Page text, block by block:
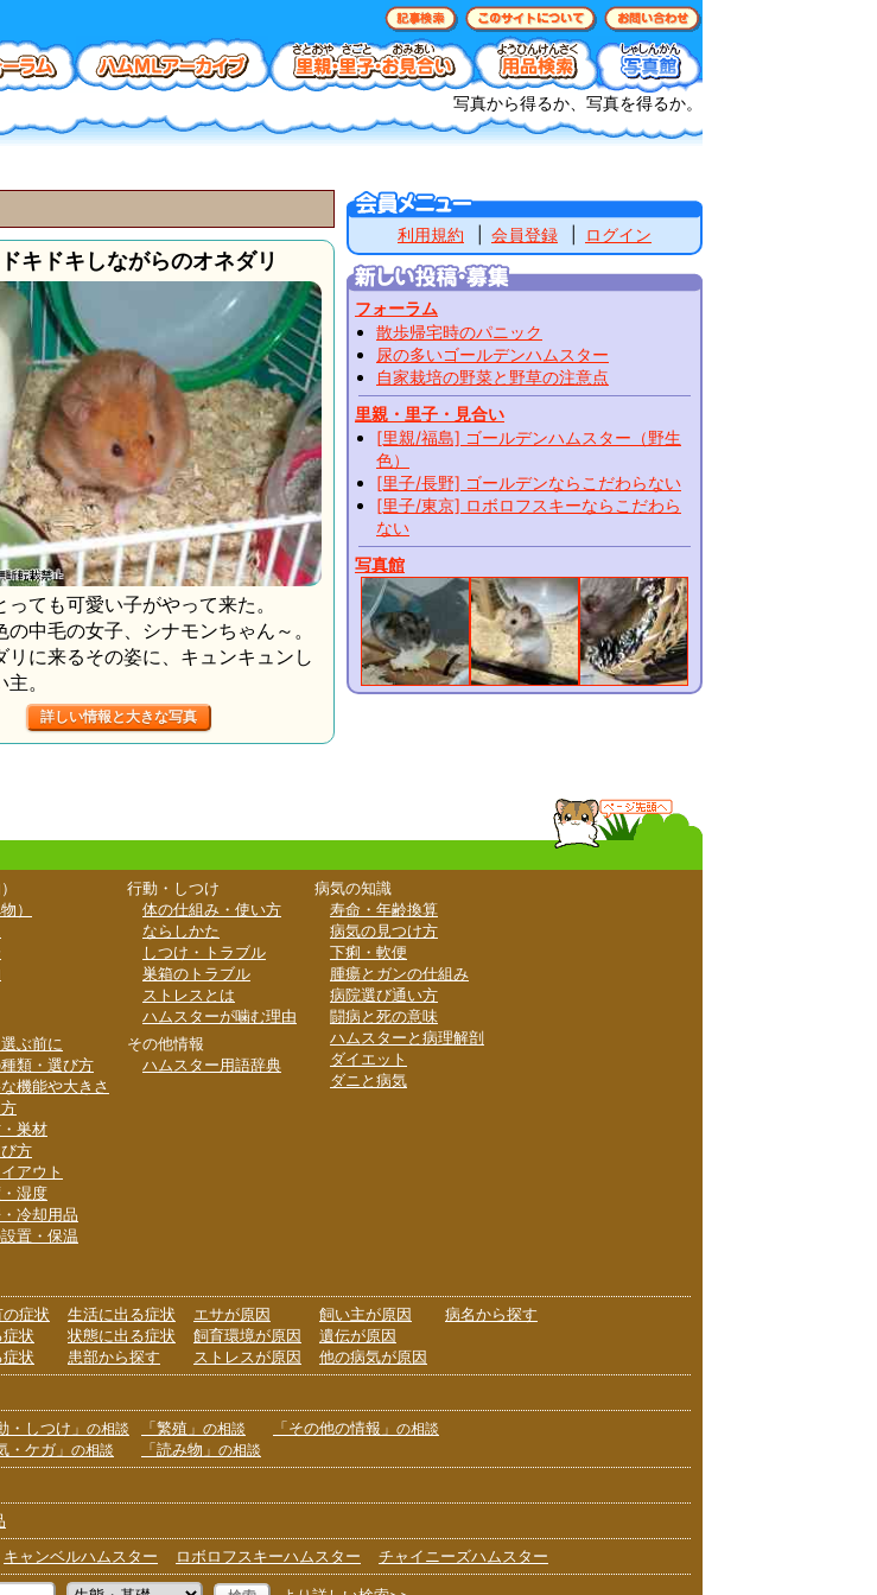
写真から得るか、写真を得るか。
キドキしながらのオネダリ
っても可愛い子がやって来た。
の中毛の女子、シナモンちゃん～。
リに来るその姿に、キュンキュンし
。
詳しい情報と大きな写真
利用規約 会員登録 ログイン
フォーラム
散歩帰宅時のパニック
尿の多いゴールデンハムスター
自家栽培の野菜と野草の注意点
里親・里子・見合い
[里親/福島] ゴールデンハムスター（野生
色）
[里子/長野] ゴールデンならこだわらない
[里子/東京] ロボロフスキーならこだわら
ない
写真館
）
ぶ前に
類・選び方
機能や大きさ
巣材
方
アウト
湿度
冷却用品
置・保温
行動・しつけ
体の仕組み・使い方
ならしかた
しつけ・トラブル
巣箱のトラブル
ストレスとは
ハムスターが噛む理由
その他情報
ハムスター用語辞典
病気の知識
寿命・年齢換算
病気の見つけ方
下痢・軟便
腫瘍とガンの仕組み
病院選び通い方
闘病と死の意味
ハムスターと病理解剖
ダイエット
ダニと病気
症状
状
状
生活に出る症状
状態に出る症状
患部から探す
エサが原因
飼育環境が原因
ストレスが原因
飼い主が原因
遺伝が原因
他の病気が原因
病名から探す
・しつけ」 の相談
・ケガ」 の相談
「繁殖」 の相談
「読み物」 の相談
「その他の情報」 の相談
キャンベルハムスター ロボロフスキーハムスター
チャイニーズハムスター